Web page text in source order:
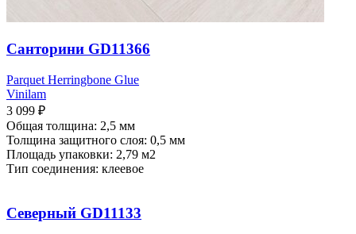
Санторини GD11366
Parquet Herringbone Glue
Vinilam
3 099 ₽
Общая толщина: 2,5 мм
Толщина защитного слоя: 0,5 мм
Площадь упаковки: 2,79 м2
Тип соединения: клеевое
Северный GD11133